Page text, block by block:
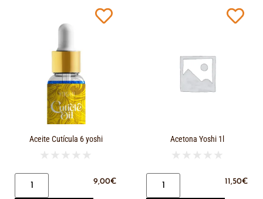
Aceite Cutícula 6 yoshi
★ ★ ★ ★ ★
9,00€
Acetona Yoshi 1l
★ ★ ★ ★ ★
11,50€